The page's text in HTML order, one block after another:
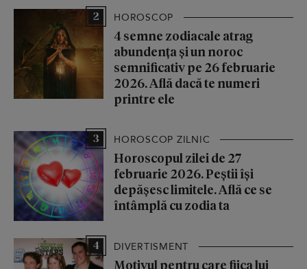
2 HOROSCOP
4 semne zodiacale atrag
abundența și un noroc
semnificativ pe 26 februarie
2026. Află dacă te numeri
printre ele
3 HOROSCOP ZILNIC
Horoscopul zilei de 27
februarie 2026. Peștii își
depășesc limitele. Află ce se
întâmplă cu zodia ta
4 DIVERTISMENT
Motivul pentru care fiica lui